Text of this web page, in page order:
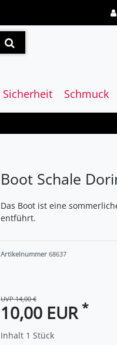
Sicherheit Schmuck
Boot Schale
Das Boot ist eine
entführt.
Artikelnummer 68637
UVP 14,00 €
10,00 EUR *
Inhalt 1 Stück